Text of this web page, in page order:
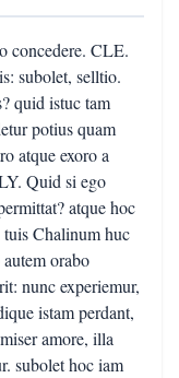
concedere. CLE.
subolet, selltio.
quid istuc tam
potius quam
atque exoro a
Quid si ego
atque hoc
Chalinum huc
orabo
nunc experiemur,
istam perdant,
amore, illa
subolet hoc iam